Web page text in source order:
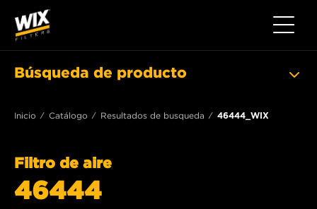
Toggle
Búsqueda de producto
Inicio Catálogo Resultados de busqueda 46444_WIX
Filtro de aire
46444